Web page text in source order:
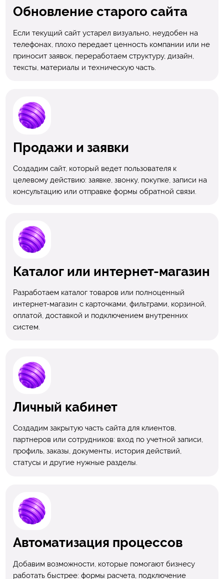
Обновление старого сайта
Если текущий сайт устарел визуально, неудобен на
телефонах, плохо передает ценность компании или не
приносит заявок, переработаем структуру, дизайн,
тексты, материалы и техническую часть.
Продажи и заявки
Создадим сайт, который ведет пользователя к
целевому действию: заявке, звонку, покупке, записи на
консультацию или отправке формы обратной связи.
Каталог или интернет-магазин
Разработаем каталог товаров или полноценный
интернет-магазин с карточками, фильтрами, корзиной,
оплатой, доставкой и подключением внутренних
систем.
Личный кабинет
Создадим закрытую часть сайта для клиентов,
партнеров или сотрудников: вход по учетной записи,
профиль, заказы, документы, история действий,
статусы и другие нужные разделы.
Автоматизация процессов
Добавим возможности, которые помогают бизнесу
работать быстрее: формы расчета, подключение